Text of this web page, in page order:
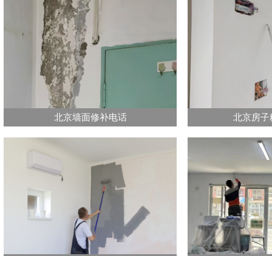
北京墙面修补电话 北京房子